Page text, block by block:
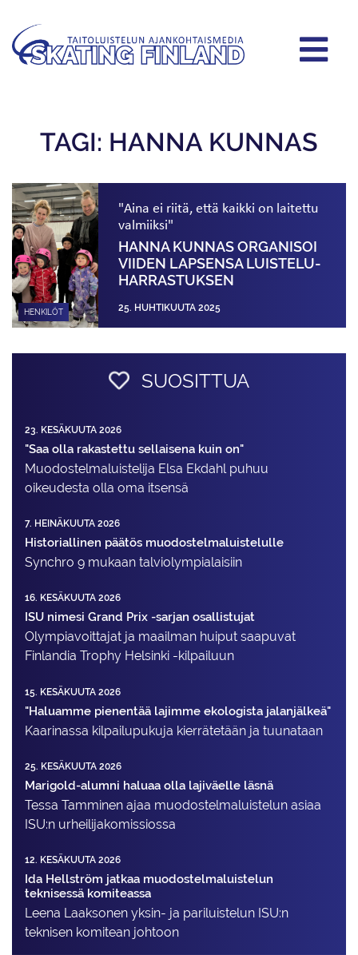
TAGI: HANNA KUNNAS
HENKILÖT
"Aina ei riitä, että kaikki on laitettu
valmiiksi"
HANNA KUNNAS ORGANISOI
VIIDEN LAPSENSA LUISTELU­
HARRASTUKSEN
25. HUHTIKUUTA 2025
SUOSITTUA
23. KESÄKUUTA 2026
"Saa olla rakastettu sellaisena kuin on"
Muodostelma­luistelija Elsa Ekdahl puhuu
oikeudesta olla oma itsensä
7. HEINÄKUUTA 2026
Historiallinen päätös muodostelmaluistelulle
Synchro 9 mukaan talviolympialaisiin
16. KESÄKUUTA 2026
ISU nimesi Grand Prix -sarjan osallistujat
Olympiavoittajat ja maailman huiput saapuvat
Finlandia Trophy Helsinki -kilpailuun
15. KESÄKUUTA 2026
"Haluamme pienentää lajimme ekologista jalanjälkeä"
Kaarinassa kilpailupukuja kierrätetään ja tuunataan
25. KESÄKUUTA 2026
Marigold-alumni haluaa olla lajiväelle läsnä
Tessa Tamminen ajaa muodostelma­luistelun asiaa
ISU:n urheilija­komissiossa
12. KESÄKUUTA 2026
Ida Hellström jatkaa muodostelmaluistelun
teknisessä komiteassa
Leena Laaksonen yksin- ja pariluistelun ISU:n
teknisen komitean johtoon